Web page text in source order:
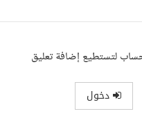
لتستطيع إضافة تعليق
دخول